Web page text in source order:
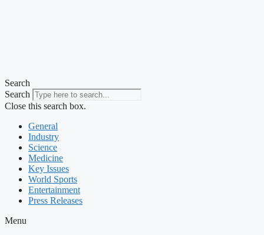
Search
Search
Close this search box.
General
Industry
Science
Medicine
Key Issues
World Sports
Entertainment
Press Releases
Menu